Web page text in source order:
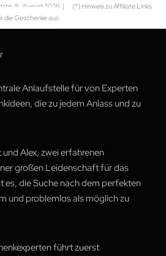
8. August 2026 |
(*) Hinweis zu Affiliate Links
die Geschenke aus
Anlaufstelle für von Experten
die zu jedem Anlass und zu
Alex, zwei erfahrenen
großen Leidenschaft für das
es, die Suche nach dem perfekten
und problemlos als möglich zu
führt zuerst